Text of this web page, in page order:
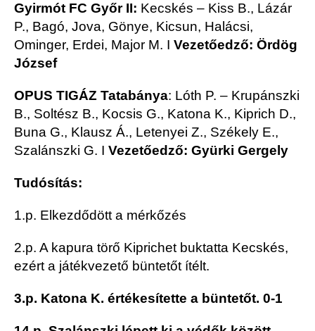
Gyirmót FC Győr II: Kecskés – Kiss B., Lázár
P., Bagó, Jova, Gönye, Kicsun, Halácsi,
Ominger, Erdei, Major M. I Vezetőedző: Ördög
József
OPUS TIGÁZ Tatabánya: Lóth P. – Krupánszki
B., Soltész B., Kocsis G., Katona K., Kiprich D.,
Buna G., Klausz Á., Letenyei Z., Székely E.,
Szalánszki G. I Vezetőedző: Gyürki Gergely
Tudósítás:
1.p. Elkezdődött a mérkőzés
2.p. A kapura törő Kiprichet buktatta Kecskés,
ezért a játékvezető büntetőt ítélt.
3.p. Katona K. értékesítette a büntetőt. 0-1